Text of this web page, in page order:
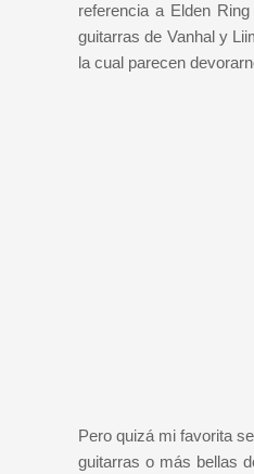
referencia a Elden
guitarras de Vanhal y
la cual parecen
Pero quizá mi favorita
guitarras o más bellas